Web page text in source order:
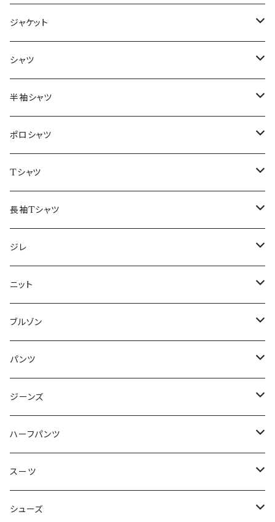
ジャケット
～44/S
46/M
48/L
50/XL～
シャツ
～44/S
46/M
48/L
50/XL～
半袖シャツ
～44/S
46/M
48/L
50/XL～
ポロシャツ
～44/S
46/M
48/L
50/XL～
Tシャツ
～44/S
46/M
48/L
50/XL～
長袖Tシャツ
～44/S
46/M
48/L
50/XL～
ジレ
～44/S
46/M
48/L
50/XL～
ニット
～44/S
46/M
48/L
50/XL～
ブルゾン
～44/S
46/M
48/L
50/XL～
パンツ
～44/S
46/M
48/L
50/XL～
ジーンズ
～44/S
46/M
48/L
ハーフパンツ
～44/S
46/M
スーツ
～44/S
シューズ